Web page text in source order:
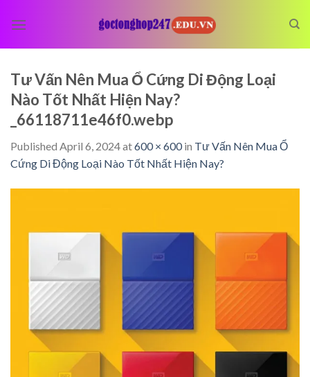
Tư Vấn Nên Mua Ổ Cứng Di Động Loại
Nào Tốt Nhất Hiện Nay?
_66118711e46f0.webp
Published April 6, 2024at600 × 600in Tư Vấn Nên Mua Ổ
Cứng Di Động Loại Nào Tốt Nhất Hiện Nay?